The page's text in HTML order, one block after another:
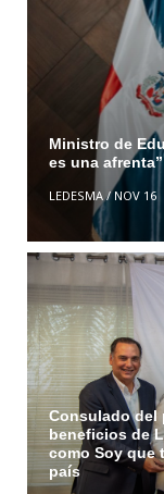
Ministro de
es una afrenta”
LEDESMA/NOV 16
Consulado del
beneficios de
como Soy que
país